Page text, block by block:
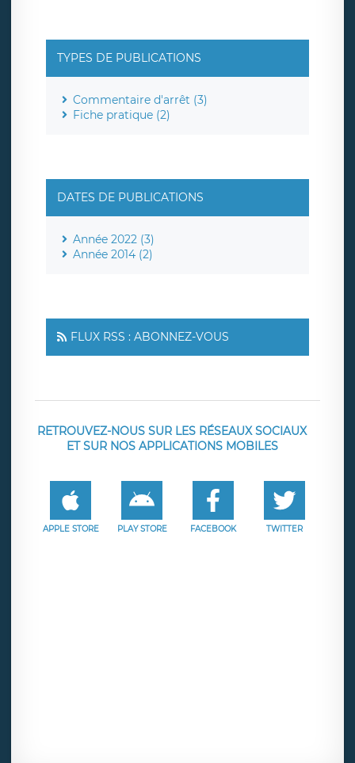
TYPES DE PUBLICATIONS
Commentaire d'arrêt (3)
Fiche pratique (2)
DATES DE PUBLICATIONS
Année 2022 (3)
Année 2014 (2)
FLUX RSS : ABONNEZ-VOUS
RETROUVEZ-NOUS SUR LES RÉSEAUX SOCIAUX
ET SUR NOS APPLICATIONS MOBILES
APPLE STORE PLAY STORE FACEBOOK TWITTER